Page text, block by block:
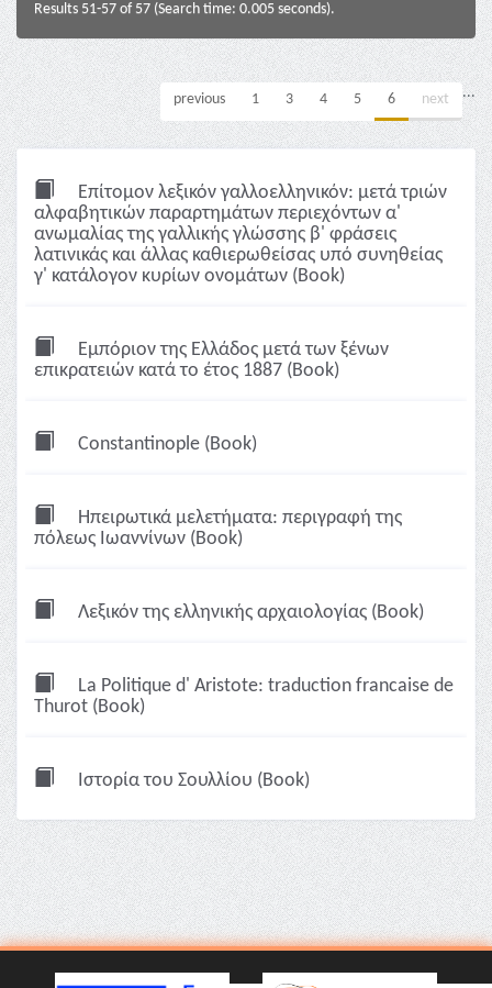
Results 51-57 of 57 (Search time: 0.005 seconds).
previous 1 ...
3 4 5 6 next
Επίτομον λεξικόν γαλλοελληνικόν: μετά τριών
αλφαβητικών παραρτημάτων περιεχόντων α'
ανωμαλίας της γαλλικής γλώσσης β' φράσεις
λατινικάς και άλλας καθιερωθείσας υπό συνηθείας
γ' κατάλογον κυρίων ονομάτων (Book)
Εμπόριον της Ελλάδος μετά των ξένων
επικρατειών κατά το έτος 1887 (Book)
Constantinople (Book)
Ηπειρωτικά μελετήματα: περιγραφή της
πόλεως Ιωαννίνων (Book)
Λεξικόν της ελληνικής αρχαιολογίας (Book)
La Politique d' Aristote: traduction francaise de
Thurot (Book)
Ιστορία του Σουλλίου (Book)